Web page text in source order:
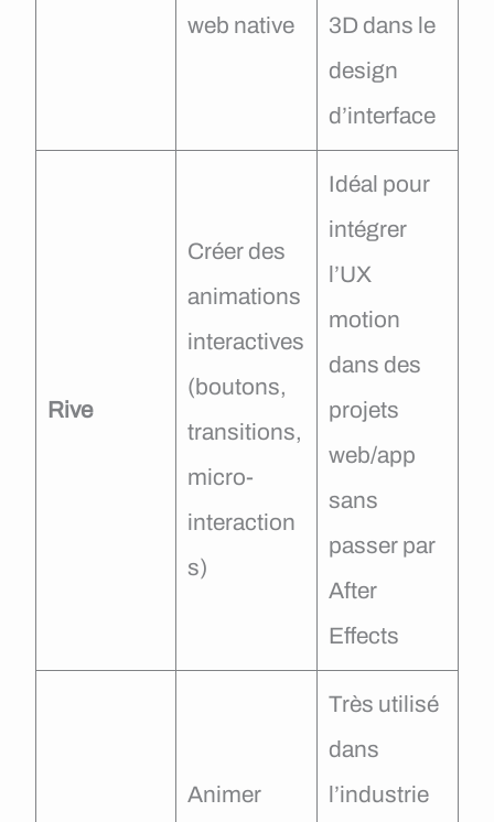
web native
3D dans le
design
d’interface
Rive
Créer des
animations
interactives
(boutons,
transitions,
micro-
interaction
s)
Idéal pour
intégrer
l’UX
motion
dans des
projets
web/app
sans
passer par
After
Effects
Animer
Très utilisé
dans
l’industrie